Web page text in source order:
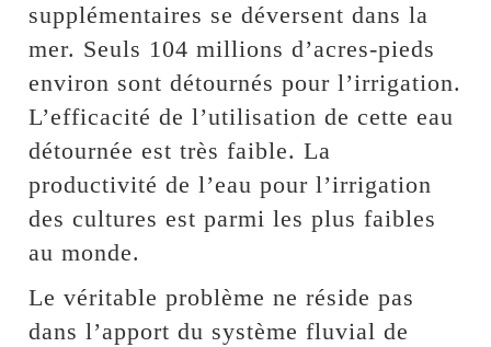
supplémentaires se déversent dans la
mer. Seuls 104 millions d’acres-pieds
environ sont détournés pour l’irrigation.
L’efficacité de l’utilisation de cette eau
détournée est très faible. La
productivité de l’eau pour l’irrigation
des cultures est parmi les plus faibles
au monde.
Le véritable problème ne réside pas
dans l’apport du système fluvial de